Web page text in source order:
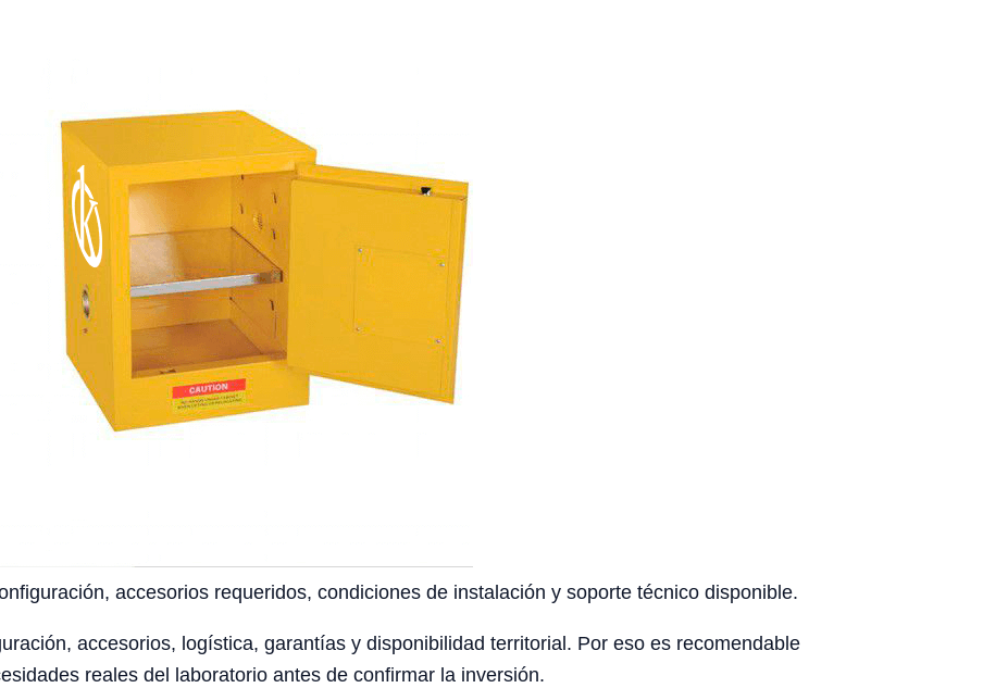
accesorios requeridos, condiciones de instalación y soporte técnico disponible.
accesorios, logística, garantías y disponibilidad territorial. Por eso es recomendable
reales del laboratorio antes de confirmar la inversión.